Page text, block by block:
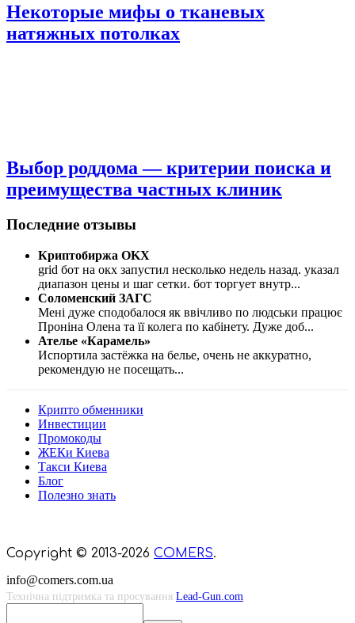
Некоторые мифы о тканевых
натяжных потолках
Выбор роддома — критерии поиска и
преимущества частных клиник
Последние отзывы
Криптобиржа OKX
grid бот на окх запустил несколько недель назад. указал
диапазон цены и шаг сетки. бот торгует внутр...
Соломенский ЗАГС
Мені дуже сподобалося як ввічливо по людськи працює
Проніна Олена та її колега по кабінету. Дуже доб...
Ателье «Карамель»
Испортила застёжка на белье, очень не аккуратно,
рекомендую не посещать...
Крипто обменники
Инвестиции
Промокоды
ЖЕКи Киева
Такси Киева
Блог
Полезно знать
Copyright © 2013-2026 COMERS.
info@comers.com.ua
Технічна підтримка та просування Lead-Gun.com